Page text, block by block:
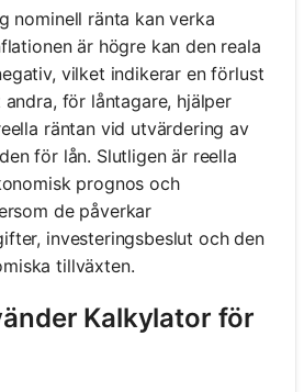
nominell ränta kan verka
är högre kan den reala
vilket indikerar en förlust
för låntagare, hjälper
räntan vid utvärdering av
för lån. Slutligen är reella
prognos och
de påverkar
investeringsbeslut och den
tillväxten.
Kalkylator för